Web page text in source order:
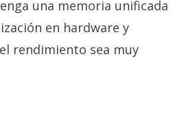
una memoria unificada
en hardware y
rendimiento sea muy